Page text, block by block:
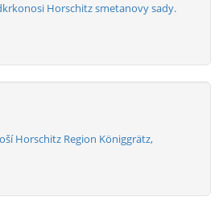
Horschitz smetanovy sady.
Horschitz Region Königgrätz,